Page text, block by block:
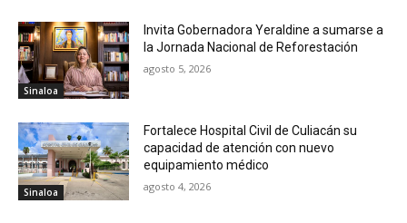
Sinaloa
Invita Gobernadora Yeraldine a sumarse a
la Jornada Nacional de Reforestación
agosto 5, 2026
Sinaloa
Fortalece Hospital Civil de Culiacán su
capacidad de atención con nuevo
equipamiento médico
agosto 4, 2026